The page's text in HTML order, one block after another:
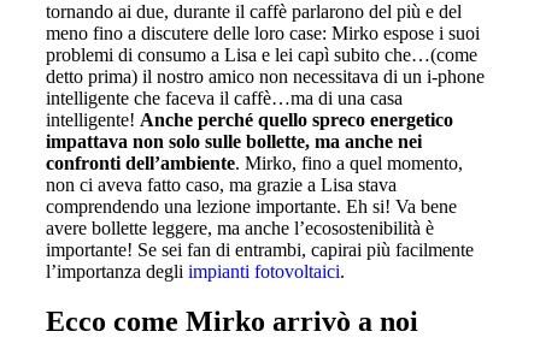
tornando ai due, durante il caffè parlarono del più e del
meno fino a discutere delle loro case: Mirko espose i suoi
problemi di consumo a Lisa e lei capì subito che…(come
detto prima) il nostro amico non necessitava di un i-phone
intelligente che faceva il caffè…ma di una casa
intelligente! Anche perché quello spreco energetico
impattava non solo sulle bollette, ma anche nei
confronti dell’ambiente. Mirko, fino a quel momento,
non ci aveva fatto caso, ma grazie a Lisa stava
comprendendo una lezione importante. Eh si! Va bene
avere bollette leggere, ma anche l’ecosostenibilità è
importante! Se sei fan di entrambi, capirai più facilmente
l’importanza degli impianti fotovoltaici.
Ecco come Mirko arrivò a noi